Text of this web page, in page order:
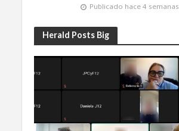
Publicado hace 4 semanas
Herald Posts Big